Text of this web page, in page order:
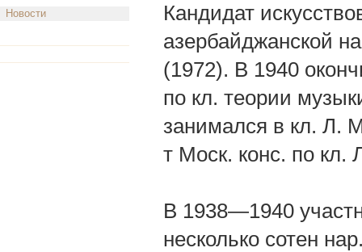
Новости
Кандидат
азербайджанской
(1972). В 1940
по кл. теории
занимался в кл. Л.
т Моск. конс. по кл.
В 1938—1940
несколько сотен